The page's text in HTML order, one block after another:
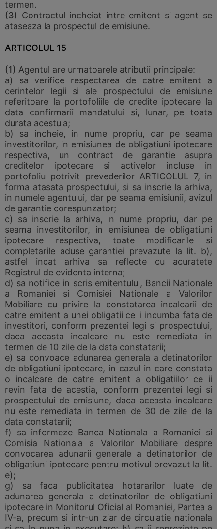
termen.
(3) Contractul incheiat intre emitent si agent se
ataseaza la prospectul de emisiune.
ARTICOLUL 15
(1) Agentul are urmatoarele atributii principale:
a) sa verifice respectarea de catre emitent a
cerintelor legii si ale prospectului de emisiune
referitoare la portofoliile de credite ipotecare la
data confirmarii mandatului si, lunar, pe toata
durata acestuia;
b) sa incheie, in nume propriu, dar pe seama
investitorilor, in emisiunea de obligatiuni ipotecare
respectiva, un contract de garantie asupra
creditelor ipotecare si activelor incluse in
portofoliu potrivit prevederilor ARTICOLUL 7, in
forma atasata prospectului, si sa inscrie la arhiva,
in numele agentului, dar pe seama emisiunii, avizul
de garantie corespunzator;
c) sa inscrie la arhiva, in nume propriu, dar pe
seama investitorilor, in emisiunea de obligatiuni
ipotecare respectiva, toate modificarile si
completarile aduse garantiei prevazute la lit. b),
astfel incat arhiva sa reflecte cu acuratete
Registrul de evidenta interna;
d) sa notifice in scris emitentului, Bancii Nationale
a Romaniei si Comisiei Nationale a Valorilor
Mobiliare cu privire la constatarea incalcarii de
catre emitent a unei obligatii ce ii incumba fata de
investitori, conform prezentei legi si prospectului,
daca aceasta incalcare nu este remediata in
termen de 10 zile de la data constatarii;
e) sa convoace adunarea generala a detinatorilor
de obligatiuni ipotecare, in cazul in care constata
o incalcare de catre emitent a obligatiilor ce ii
revin fata de acestia, conform prezentei legi si
prospectului de emisiune, daca aceasta incalcare
nu este remediata in termen de 30 de zile de la
data constatarii;
f) sa informeze Banca Nationala a Romaniei si
Comisia Nationala a Valorilor Mobiliare despre
convocarea adunarii generale a detinatorilor de
obligatiuni ipotecare pentru motivul prevazut la lit.
e);
g) sa faca publicitatea hotararilor luate de
adunarea generala a detinatorilor de obligatiuni
ipotecare in Monitorul Oficial al Romaniei, Partea a
IV-a, precum si intr-un ziar de circulatie nationala